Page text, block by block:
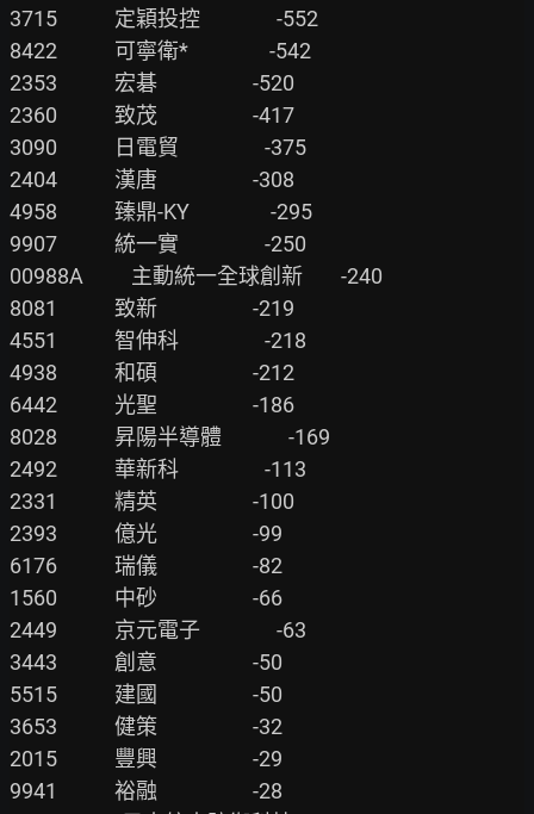
3715            定穎投控                -552
8422            可寧衛*                 -542
2353            宏碁                    -520
2360            致茂                    -417
3090            日電貿                  -375
2404            漢唐                    -308
4958            臻鼎-KY                 -295
9907            統一實                  -250
00988A          主動統一全球創新        -240
8081            致新                    -219
4551            智伸科                  -218
4938            和碩                    -212
6442            光聖                    -186
8028            昇陽半導體              -169
2492            華新科                  -113
2331            精英                    -100
2393            億光                    -99
6176            瑞儀                    -82
1560            中砂                    -66
2449            京元電子                -63
3443            創意                    -50
5515            建國                    -50
3653            健策                    -32
2015            豐興                    -29
9941            裕融                    -28